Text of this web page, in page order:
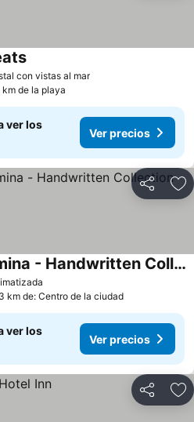
con vistas al mar
km de la playa
ver los
Ver precios
Compartir
Splendid Hotel Taormina - Handwritten Collection
km de: Centro de la ciudad
ver los
Ver precios
Compartir